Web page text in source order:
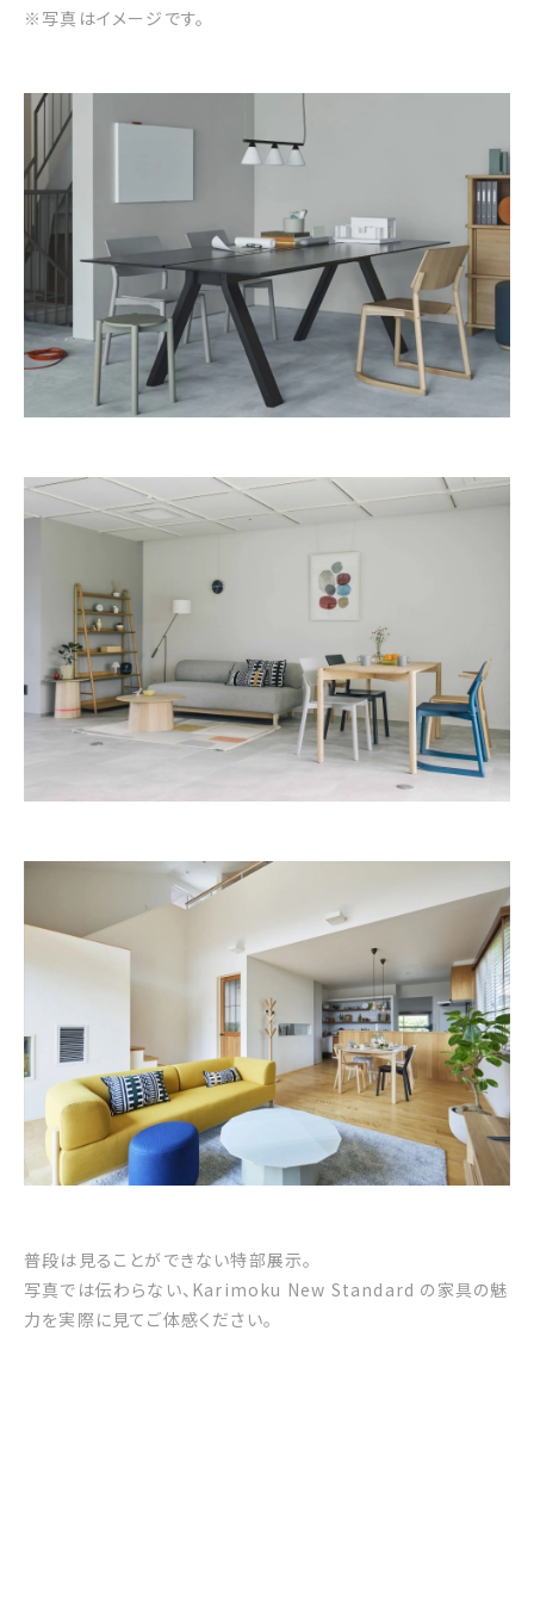
※写真はイメージです。
普段は見ることができない特部展示。
写真では伝わらない、Karimoku New Standard の家具の魅
力を実際に見てご体感ください。